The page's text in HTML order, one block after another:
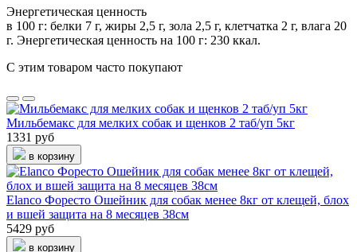
Энергетическая ценность
в 100 г: белки 7 г, жиры 2,5 г, зола 2,5 г, клетчатка 2 г, влага 20
г. Энергетическая ценность на 100 г: 230 ккал.
С этим товаром часто покупают
Мильбемакс для мелких собак и щенков 2 таб/уп 5кг
1331 руб
в корзину
Elanco Форесто Ошейник для собак менее 8кг от клещей, блох
и вшей защита на 8 месяцев 38см
5429 руб
в корзину